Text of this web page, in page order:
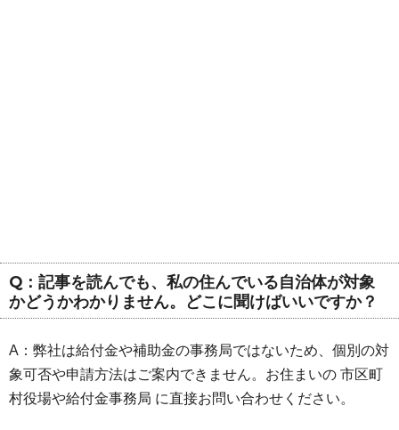
Q：記事を読んでも、私の住んでいる自治体が対象
かどうかわかりません。どこに聞けばいいですか？
A：弊社は給付金や補助金の事務局ではないため、個別の対
象可否や申請方法はご案内できません。お住まいの 市区町
村役場や給付金事務局 に直接お問い合わせください。